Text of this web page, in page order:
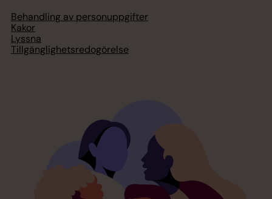
Behandling av personuppgifter
Kakor
Lyssna
Tillgänglighetsredogörelse